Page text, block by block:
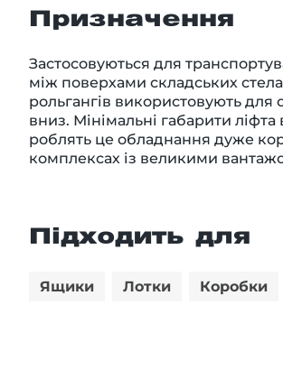
Призначення
Застосовуються для
між поверхами складських
рольгангів використовують для
вниз. Мінімальні габарити
роблять це обладнання дуже
комплексах із великими
Підходить для
Ящики Лотки Коробки